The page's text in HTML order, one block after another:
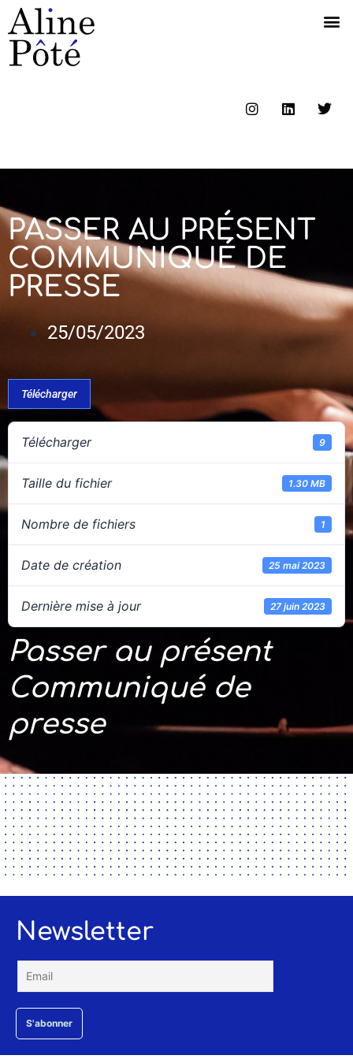
PASSER AU PRÉSENT
COMMUNIQUÉ DE
PRESSE
25/05/2023
Télécharger
Télécharger 9
Taille du fichier 1.30 MB
Nombre de fichiers 1
Date de création 25 mai 2023
Dernière mise à jour 27 juin 2023
Passer au présent
Communiqué de
presse
Newsletter